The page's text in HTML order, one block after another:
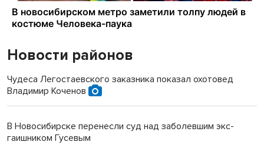
Новости районов
Чудеса Легостаевского заказника показал охотовед
Владимир Коченов
В Новосибирске перенесли суд над заболевшим экс-
гаишником Гусевым